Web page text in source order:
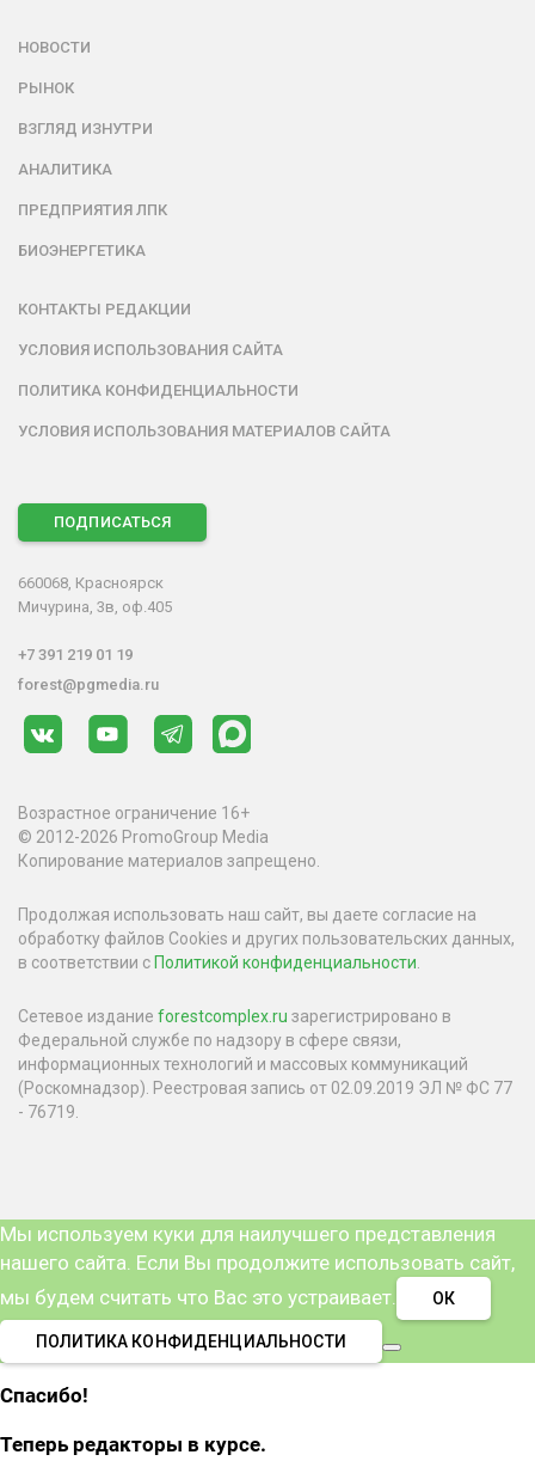
НОВОСТИ
РЫНОК
ВЗГЛЯД ИЗНУТРИ
АНАЛИТИКА
ПРЕДПРИЯТИЯ ЛПК
БИОЭНЕРГЕТИКА
КОНТАКТЫ РЕДАКЦИИ
УСЛОВИЯ ИСПОЛЬЗОВАНИЯ САЙТА
ПОЛИТИКА КОНФИДЕНЦИАЛЬНОСТИ
УСЛОВИЯ ИСПОЛЬЗОВАНИЯ МАТЕРИАЛОВ САЙТА
ПОДПИСАТЬСЯ
660068, Красноярск
Мичурина, 3в, оф.405
+7 391 219 01 19
forest@pgmedia.ru
Возрастное ограничение 16+
© 2012-2026 PromoGroup Media
Копирование материалов запрещено.
Продолжая использовать наш сайт, вы даете согласие на
обработку файлов Cookies и других пользовательских данных,
в соответствии с Политикой конфиденциальности.
Сетевое издание forestcomplex.ru зарегистрировано в
Федеральной службе по надзору в сфере связи,
информационных технологий и массовых коммуникаций
(Роскомнадзор). Реестровая запись от 02.09.2019 ЭЛ № ФС 77
- 76719.
Мы используем куки для наилучшего представления
нашего сайта. Если Вы продолжите использовать сайт,
мы будем считать что Вас это устраивает.
ОК
ПОЛИТИКА КОНФИДЕНЦИАЛЬНОСТИ
Спасибо!
Теперь редакторы в курсе.